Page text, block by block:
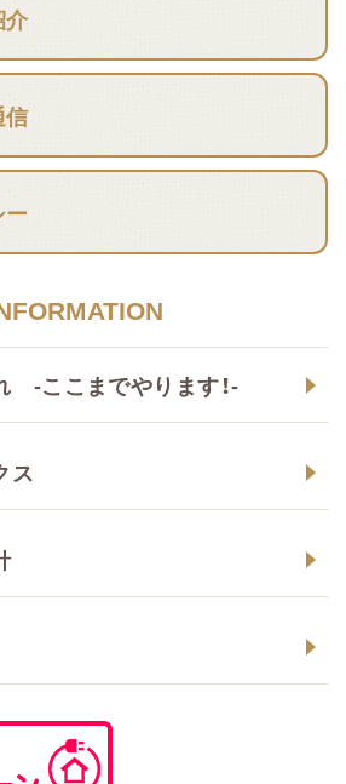
介
信
-ここまでやります！-
ス